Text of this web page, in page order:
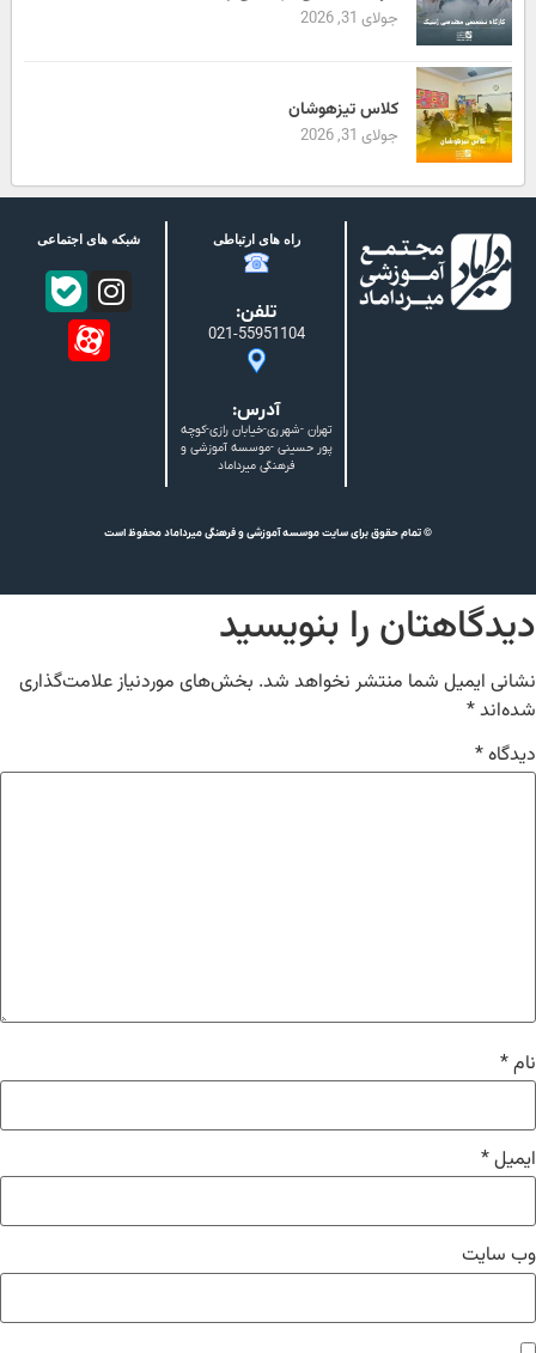
جولای 31, 2026
کلاس تیزهوشان
جولای 31, 2026
راه های ارتباطی
تلفن:
021-55951104
آدرس:
تهران -شهرری-خیابان رازی-کوچه
پور حسینی -موسسه آموزشی و
فرهنگی میرداماد
شبکه های اجتماعی
© تمام حقوق برای سایت موسسه آموزشی و فرهنگی میرداماد محفوظ است
را بنویسید
ایمیل شما منتشر نخواهد شد.بخش‌های موردنیاز علامت‌گذاری
*
*
*
*
سایت